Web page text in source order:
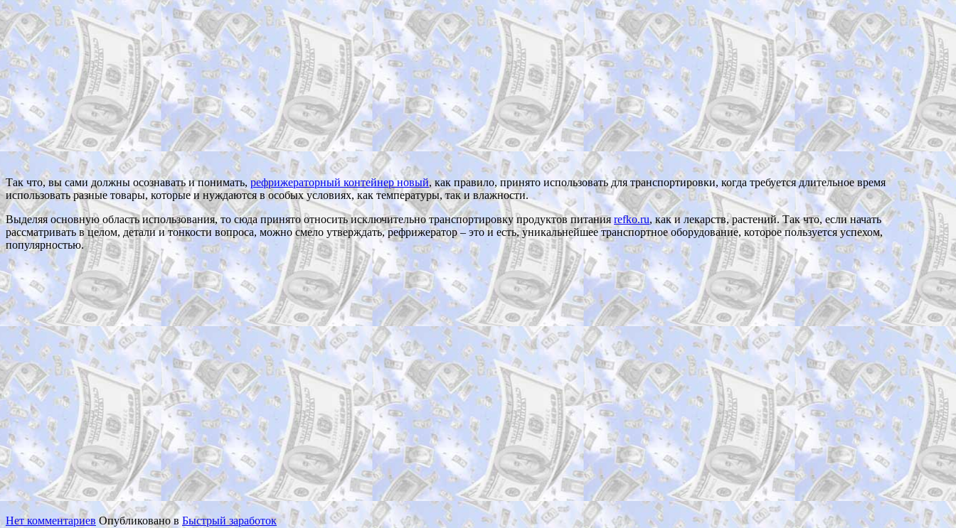
Так что, вы сами должны осознавать и понимать, рефрижераторный контейнер новый, как правило, принято использовать для транспортировки, когда требуется длительное время
использовать разные товары, которые и нуждаются в особых условиях, как температуры, так и влажности.
Выделяя основную область использования, то сюда принято относить исключительно транспортировку продуктов питания refko.ru, как и лекарств, растений. Так что, если начать
рассматривать в целом, детали и тонкости вопроса, можно смело утверждать, рефрижератор – это и есть, уникальнейшее транспортное оборудование, которое пользуется успехом,
популярностью.
Нет комментариев Опубликовано в Быстрый заработок